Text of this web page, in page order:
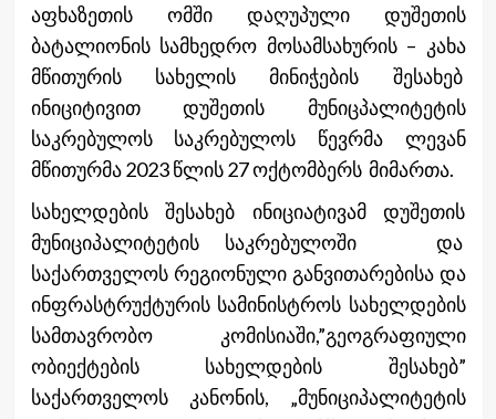
აფხაზეთის ომში დაღუპული დუშეთის
ბატალიონის სამხედრო მოსამსახურის – კახა
მწითურის სახელის მინიჭების შესახებ
ინიციტივით დუშეთის მუნიცპალიტეტის
საკრებულოს საკრებულოს წევრმა ლევან
მწითურმა 2023 წლის 27 ოქტომბერს მიმართა.
სახელდების შესახებ ინიციატივამ დუშეთის
მუნიციპალიტეტის საკრებულოში და
საქართველოს რეგიონული განვითარებისა და
ინფრასტრუქტურის სამინისტროს სახელდების
სამთავრობო კომისიაში,”გეოგრაფიული
ობიექტების სახელდების შესახებ”
საქართველოს კანონის, „მუნიციპალიტეტის